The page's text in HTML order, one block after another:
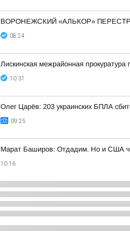
ВОРОНЕЖСКИЙ «АЛЬКОР»
08:24
Лискинская межрайонная
10:31
Олег Царёв: 203 украинских БПЛА
09:25
Марат Баширов: Отдадим. Но и США
10:16